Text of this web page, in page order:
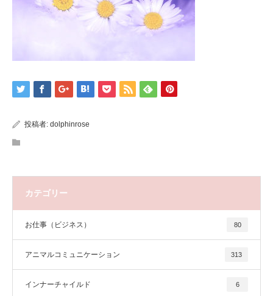
投稿者: dolphinrose
カテゴリー
お仕事（ビジネス） 80
アニマルコミュニケーション 313
インナーチャイルド 6